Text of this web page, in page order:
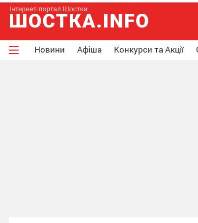
Новини Афіша Конкурси та Акції